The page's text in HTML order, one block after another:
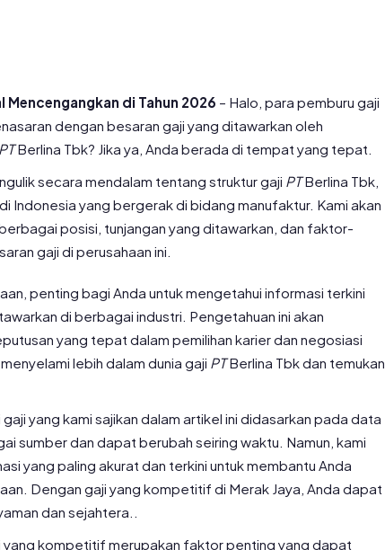
Mencengangkan di Tahun 2026 – Halo, para pemburu gaji
dengan besaran gaji yang ditawarkan oleh
PTBerlina Tbk? Jika ya, Anda berada di tempat yang tepat.
secara mendalam tentang struktur gaji PTBerlina Tbk,
Indonesia yang bergerak di bidang manufaktur. Kami akan
posisi, tunjangan yang ditawarkan, dan faktor-
gaji di perusahaan ini.
penting bagi Anda untuk mengetahui informasi terkini
di berbagai industri. Pengetahuan ini akan
yang tepat dalam pemilihan karier dan negosiasi
lebih dalam dunia gaji PTBerlina Tbk dan temukan
yang kami sajikan dalam artikel ini didasarkan pada data
sumber dan dapat berubah seiring waktu. Namun, kami
yang paling akurat dan terkini untuk membantu Anda
Dengan gaji yang kompetitif di Merak Jaya, Anda dapat
dan sejahtera..
yang kompetitif merupakan faktor penting yang dapat